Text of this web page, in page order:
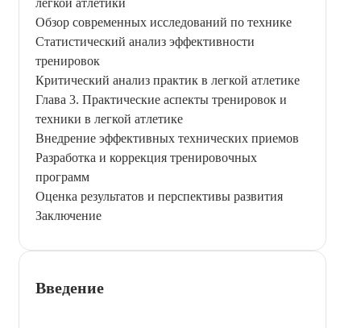
Обзор современных исследований по технике
Статистический анализ эффективности
тренировок
Критический анализ практик в легкой атлетике
Глава 3. Практические аспекты тренировок и
техники в легкой атлетике
Внедрение эффективных технических приемов
Разработка и коррекция тренировочных
программ
Оценка результатов и перспективы развития
Заключение
Введение